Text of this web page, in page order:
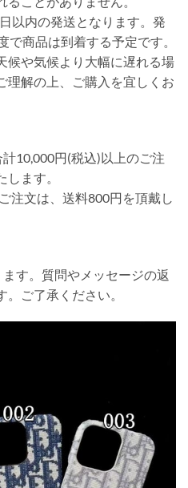
以内の発送となります。発
商品は到着する予定です。
や気候より大幅に遅れる場
理解の上、ご購入を宜しくお
10,000円(税込)以上のご注
ます。
注文は、送料800円を頂戴し
す。質問やメッセージの返
ご了承ください。